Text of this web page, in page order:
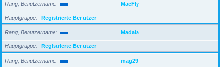
Rang, Benutzername MacFly
Hauptgruppe Registrierte Benutzer
Rang, Benutzername Madala
Hauptgruppe Registrierte Benutzer
Rang, Benutzername mag29